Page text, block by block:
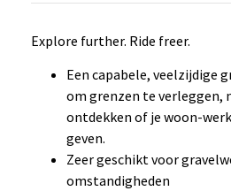
Explore further. Ride freer.
Een capabele, veelzijdige
om grenzen te verleggen,
ontdekken of je woon-
geven.
Zeer geschikt voor
omstandigheden